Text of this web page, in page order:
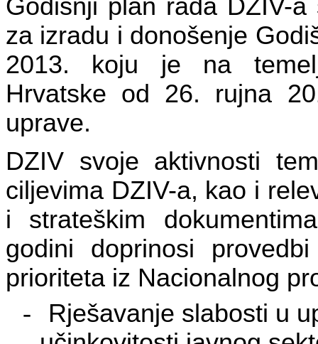
Godišnji plan rada DZIV-
za izradu i donošenje
2013. koju je na
Hrvatske od 26. rujna
uprave.
DZIV svoje aktivnosti
ciljevima DZIV-a, kao i
i strateškim
godini doprinosi
prioriteta iz Nacionalnog
-
Rješavanje slabosti u